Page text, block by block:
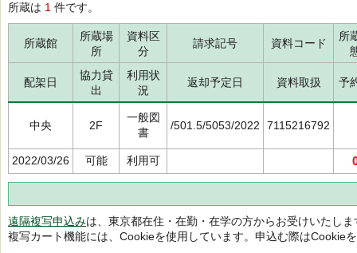
所蔵は 1 件です。
所蔵館
所蔵場
所
資料区
分
請求記号 資料コード
所
配架日
協力貸
出
利用状
況
返却予定日 資料取扱 予
中央 2F
一般図
書
/501.5/5053/2022 7115216792
2022/03/26 可能 利用可
遠隔複写申込みは、東京都在住・在勤・在学の方からお受けいたしま
複写カート機能には、Cookieを使用しています。申込む際はCookie